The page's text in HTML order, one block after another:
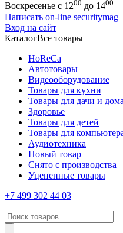
Воскресенье с 1200 до 1400
Написать on-line securitymag
Вход на сайт
КаталогВсе товары
HoReCa
Автотовары
Видеооборудование
Товары для кухни
Товары для дачи и дома
Здоровье
Товары для детей
Товары для
Аудиотехника
Новый товар
Снято с производства
Уцененные товары
+7 499 302 44 03